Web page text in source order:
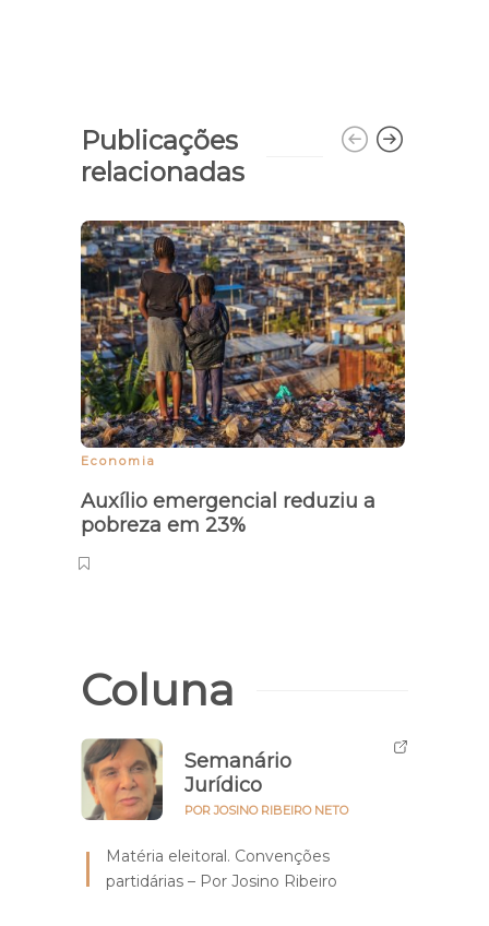
Publicações
relacionadas
Economia
Auxílio emergencial reduziu a
pobreza em 23%
Coluna
Semanário
Jurídico
POR JOSINO RIBEIRO NETO
Matéria eleitoral. Convenções
partidárias – Por Josino Ribeiro